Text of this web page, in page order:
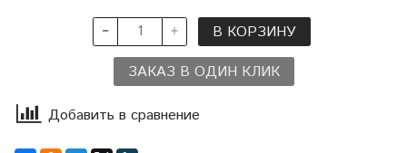
В КОРЗИНУ
ЗАКАЗ В ОДИН КЛИК
Добавить в сравнение